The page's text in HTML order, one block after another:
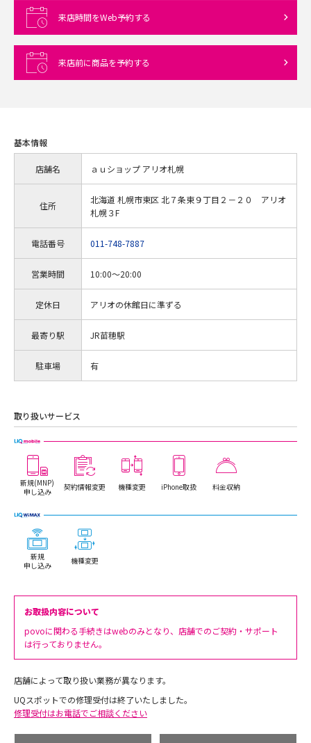
来店時間をWeb予約する
来店前に商品を予約する
基本情報
店舗名 ａｕショップ アリオ札幌
住所
北海道 札幌市東区 北７条東９丁目２－２０ アリオ
札幌３F
電話番号 011-748-7887
営業時間 10:00～20:00
定休日 アリオの休館日に準ずる
最寄り駅 JR苗穂駅
駐車場 有
取り扱いサービス
新規(MNP)
申し込み
契約情報変更 機種変更 iPhone取扱 料金収納
新規
申し込み
機種変更
お取扱内容について
povoに関わる手続きはwebのみとなり、店舗でのご契約・サポート
は行っておりません。
店舗によって取り扱い業務が異なります。
UQスポットでの修理受付は終了いたしました。
修理受付はお電話でご相談ください